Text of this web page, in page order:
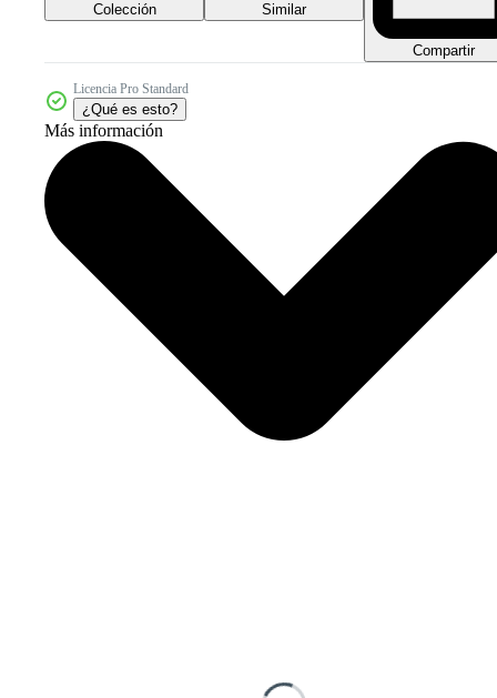
Colección Similar
Compartir
Licencia Pro Standard
¿Qué es esto?
Más información